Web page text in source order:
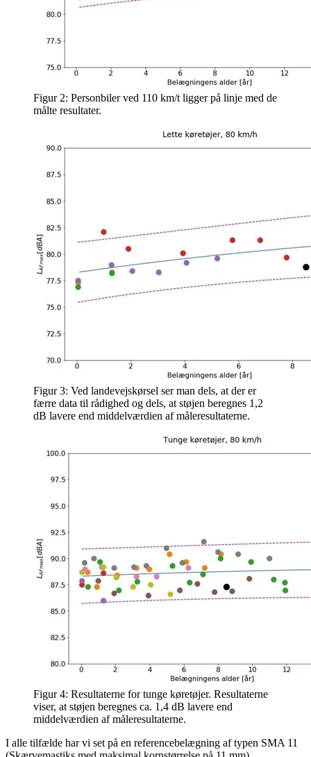
Figur 2: Personbiler ved 110 km/t ligger på linje med de
målte resultater.
Figur 3: Ved landevejskørsel ser man dels, at der er
færre data til rådighed og dels, at støjen beregnes 1,2
dB lavere end middelværdien af måleresultaterne.
Figur 4: Resultaterne for tunge køretøjer. Resultaterne
viser, at støjen beregnes ca. 1,4 dB lavere end
middelværdien af måleresultaterne.
I alle tilfælde har vi set på en referencebelægning af typen SMA 11